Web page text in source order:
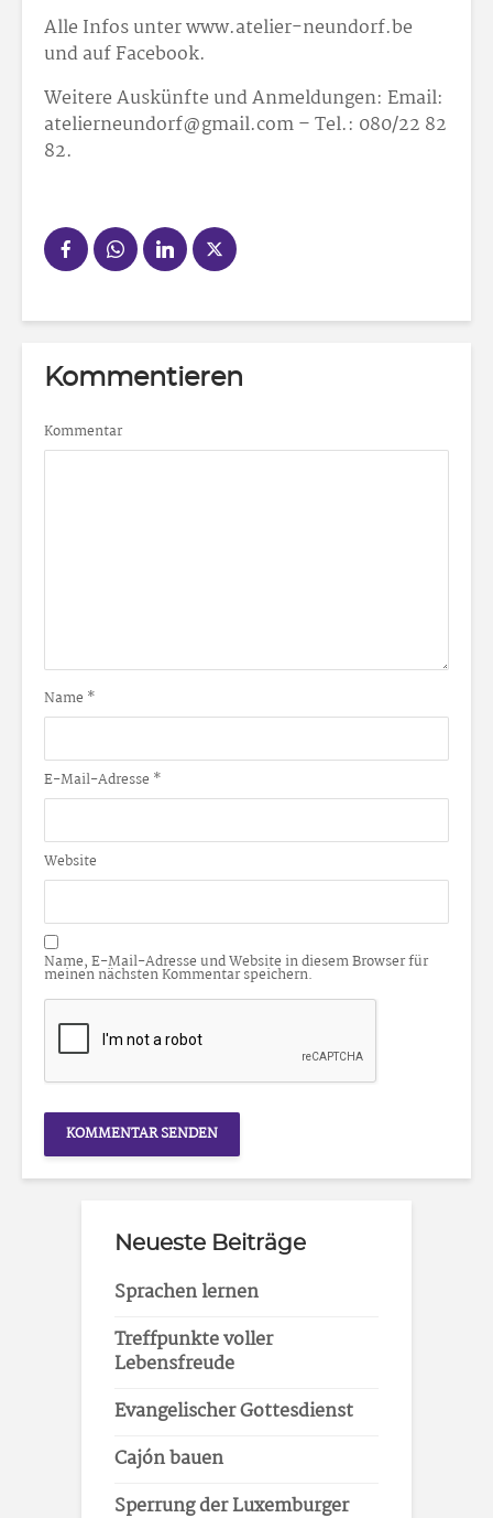
Alle Infos unter www.atelier-neundorf.be
und auf Facebook.
Weitere Auskünfte und Anmeldungen: Email:
atelierneundorf@gmail.com – Tel.: 080/22 82
82.
Kommentieren
Kommentar
Name *
E-Mail-Adresse *
Website
Name, E-Mail-Adresse und Website in diesem Browser für
meinen nächsten Kommentar speichern.
Neueste Beiträge
Sprachen lernen
Treffpunkte voller
Lebensfreude
Evangelischer Gottesdienst
Cajón bauen
Sperrung der Luxemburger